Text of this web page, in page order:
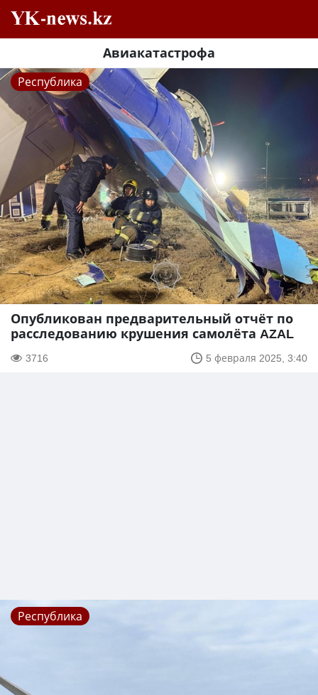
Авиакатастрофа
Республика
Опубликован предварительный отчёт по
расследованию крушения самолёта AZAL
3716 5 февраля 2025, 3:40
Республика